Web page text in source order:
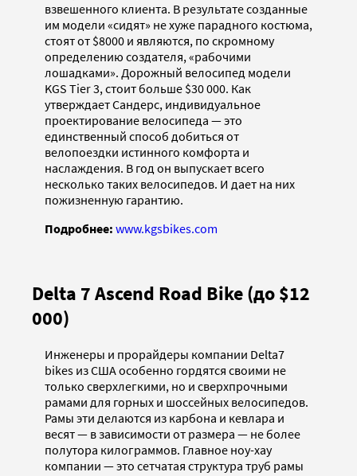
взвешенного клиента. В результате созданные
им модели «сидят» не хуже парадного костюма,
стоят от $8000 и являются, по скромному
определению создателя, «рабочими
лошадками». Дорожный велосипед модели
KGS Tier 3, стоит больше $30 000. Как
утверждает Сандерс, индивидуальное
проектирование велосипеда — это
единственный способ добиться от
велопоездки истинного комфорта и
наслаждения. В год он выпускает всего
несколько таких велосипедов. И дает на них
пожизненную гарантию.
Подробнее: www.kgsbikes.com
Delta 7 Ascend Road Bike (до $12
000)
Инженеры и прорайдеры компании Delta7
bikes из США особенно гордятся своими не
только сверхлегкими, но и сверхпрочными
рамами для горных и шоссейных велосипедов.
Рамы эти делаются из карбона и кевлара и
весят — в зависимости от размера — не более
полутора килограммов. Главное ноу-хау
компании — это сетчатая структура труб рамы